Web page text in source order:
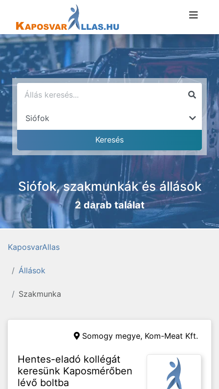
Siófok, szakmunkák és állások
2 darab találat
KaposvarAllas
Állások
Szakmunka
Somogy megye, Kom-Meat Kft.
Hentes-eladó kollégát
keresünk Kaposmérőben
lévő boltba